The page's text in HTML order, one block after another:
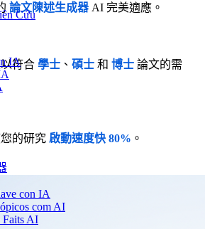
Cứu
IA
con IA
com AI
Faits AI
論文陳述生成器 AI 完美適應。
符合 學士 、 碩士 和 博士 論文的需
的研究 啟動速度快 80% 。